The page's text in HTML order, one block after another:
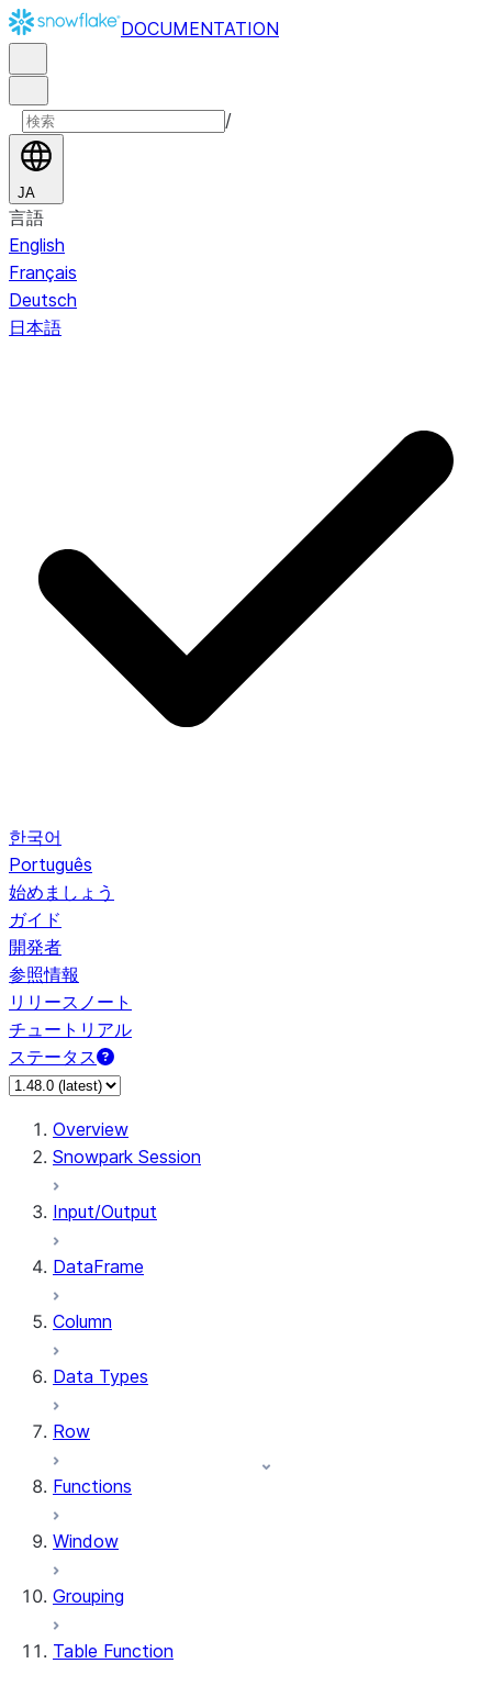
DOCUMENTATION
/
JA
言語
English
Français
Deutsch
日本語
한국어
Português
始めましょう
ガイド
開発者
参照情報
リリースノート
チュートリアル
ステータス
Overview
Snowpark Session
Input/Output
DataFrame
Column
Data Types
Row
Functions
Window
Grouping
Table Function